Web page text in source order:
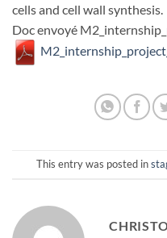
cells and cell wall synthesis.
Doc envoyé
This entry was posted in